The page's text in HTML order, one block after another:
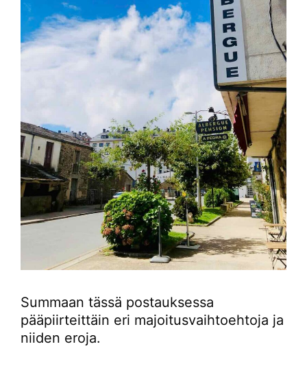
Summaan tässä postauksessa
pääpiirteittäin eri majoitusvaihtoehtoja ja
niiden eroja.